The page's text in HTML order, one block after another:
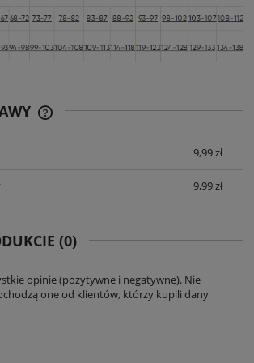
9,99 zł
9,99 zł
(0)
opinie (pozytywne i negatywne). Nie
one od klientów, którzy kupili dany